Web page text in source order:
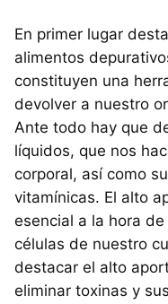
En primer lugar
alimentos
constituyen una
devolver a nuestro
Ante todo hay que
líquidos, que nos
corporal, así como
vitamínicas. El alto
esencial a la hora
células de nuestro
destacar el alto
eliminar toxinas y